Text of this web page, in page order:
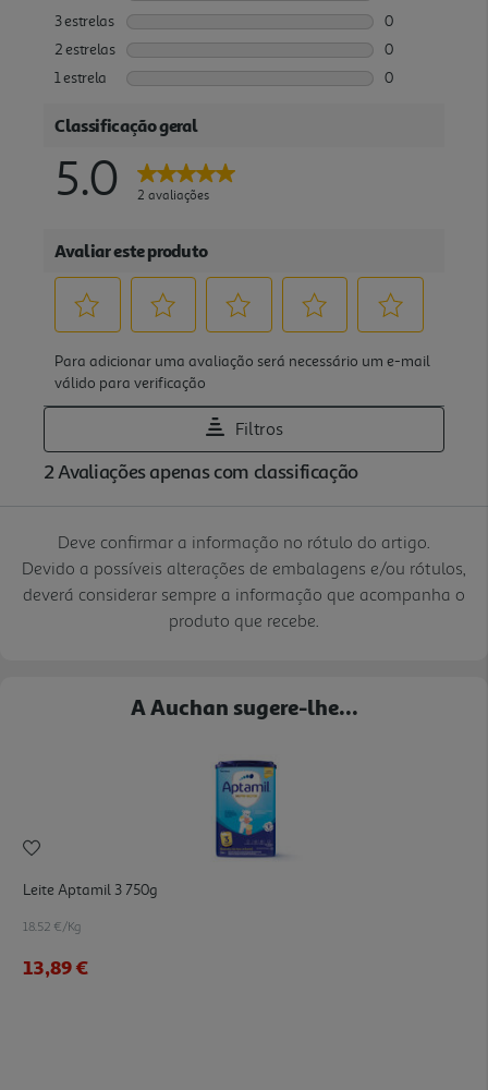
Deve confirmar a informação no rótulo do artigo.
Devido a possíveis alterações de embalagens e/ou rótulos,
deverá considerar sempre a informação que acompanha o
produto que recebe.
A Auchan sugere-lhe...
Leite Aptamil 3 750g
18.52 €/Kg
13,89 €